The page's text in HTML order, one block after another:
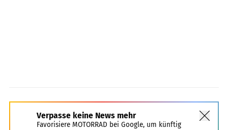
Verpasse keine News mehr
Favorisiere MOTORRAD bei Google, um künftig